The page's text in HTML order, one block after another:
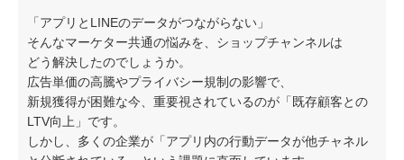
「アプリとLINEのデータがつながらない」
そんなマーケター共通の悩みを、ショップチャンネルは
どう解決したのでしょうか。
広告単価の高騰やプライバシー規制の影響で、
新規獲得が困難な今、重要視されているのが「既存顧客との
LTV向上」です。
しかし、多くの企業が「アプリ内の行動データが他チャネル